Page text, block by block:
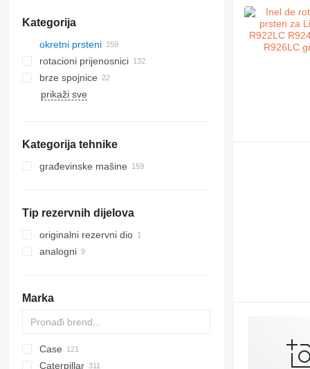
Kategorija
okretni prsteni
rotacioni prijenosnici
brze spojnice
prikaži sve
Kategorija tehnike
građevinske mašine
rovokopači
dizalice za sve terene
Tip rezervnih dijelova
originalni rezervni dio
analogni
Marka
AZ
AX
260LC
1302
BC
320
325
Case
450
Caterpillar